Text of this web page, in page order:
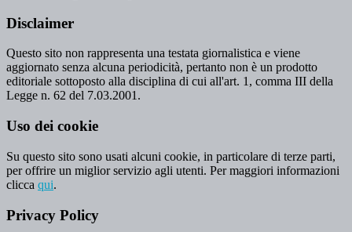
Disclaimer
Questo sito non rappresenta una testata giornalistica e viene
aggiornato senza alcuna periodicità, pertanto non è un prodotto
editoriale sottoposto alla disciplina di cui all'art. 1, comma III della
Legge n. 62 del 7.03.2001.
Uso dei cookie
Su questo sito sono usati alcuni cookie, in particolare di terze parti,
per offrire un miglior servizio agli utenti. Per maggiori informazioni
clicca qui.
Privacy Policy